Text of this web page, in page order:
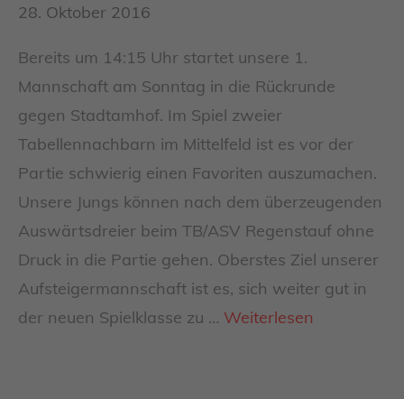
28. Oktober 2016
Bereits um 14:15 Uhr startet unsere 1.
Mannschaft am Sonntag in die Rückrunde
gegen Stadtamhof. Im Spiel zweier
Tabellennachbarn im Mittelfeld ist es vor der
Partie schwierig einen Favoriten auszumachen.
Unsere Jungs können nach dem überzeugenden
Auswärtsdreier beim TB/ASV Regenstauf ohne
Druck in die Partie gehen. Oberstes Ziel unserer
Aufsteigermannschaft ist es, sich weiter gut in
der neuen Spielklasse zu … Weiterlesen